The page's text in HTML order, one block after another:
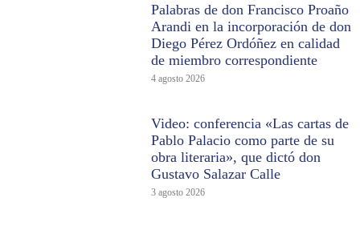
Palabras de don Francisco Proaño
Arandi en la incorporación de don
Diego Pérez Ordóñez en calidad
de miembro correspondiente
4 agosto 2026
Video: conferencia «Las cartas de
Pablo Palacio como parte de su
obra literaria», que dictó don
Gustavo Salazar Calle
3 agosto 2026